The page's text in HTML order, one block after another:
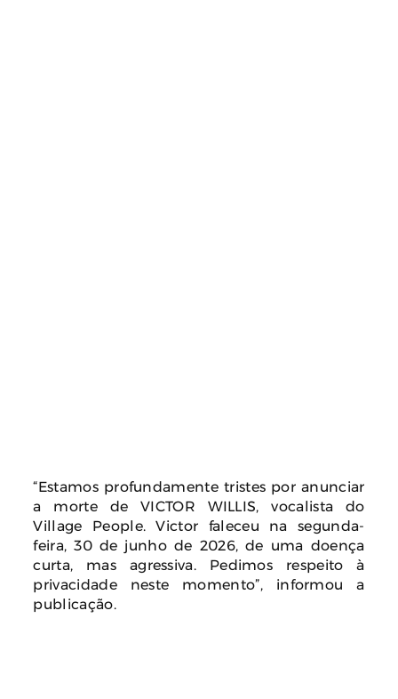
“Estamos profundamente tristes por anunciar
a morte de VICTOR WILLIS, vocalista do
Village People. Victor faleceu na segunda-
feira, 30 de junho de 2026, de uma doença
curta, mas agressiva. Pedimos respeito à
privacidade neste momento”, informou a
publicação.